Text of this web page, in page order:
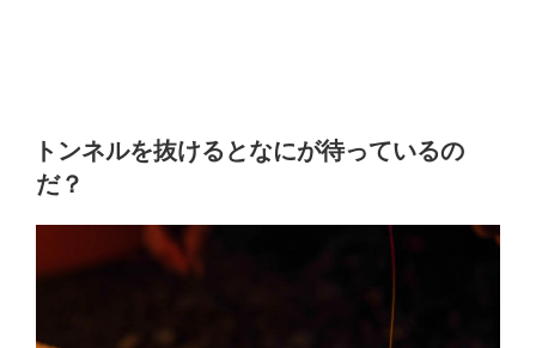
トンネルを抜けるとなにが待っているの
だ？